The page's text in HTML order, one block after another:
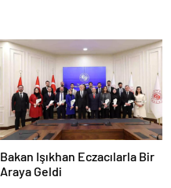
Bakan Işıkhan Eczacılarla Bir
Araya Geldi